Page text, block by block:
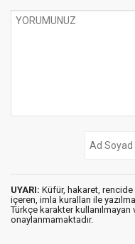
UYARI: Küfür, hakaret, rencide
içeren, imla kuralları ile
Türkçe karakter kullanılmayan
onaylanmamaktadır.